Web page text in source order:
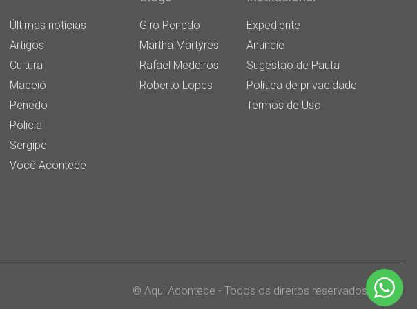
Últimas notícias
Artigos
Cultura
Maceió
Penedo
Policial
Sergipe
Você Acontece
Giro Penedo
Martha Martyres
Rafael Medeiros
Roberto Lopes
Expediente
Anuncie
Sugestão de Pauta
Política de privacidade
Termos de Uso
© Aqui Acontece - Todos os direitos reservados